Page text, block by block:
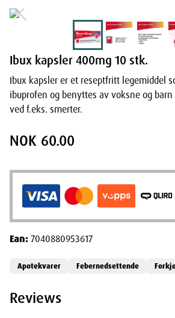
Ibux kapsler 400mg 10 stk.
Ibux kapsler er et reseptfritt legemiddel
ibuprofen og benyttes av voksne og barn
ved f.eks. smerter.
NOK 60.00
Ean:7040880953617
Apotekvarer Febernedsettende
Reviews